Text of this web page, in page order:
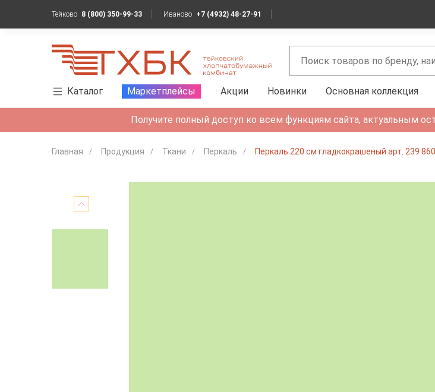
Тейково 8 (800) 350-99-33 Иваново +7 (4932) 48-27-91
Каталог Маркетплейсы Акции Новинки Основная коллекция
Получите полный доступ ко всем функциям сайта, актуальным
Главная Продукция Ткани Перкаль Перкаль 220 см гладкокрашеный арт. 239